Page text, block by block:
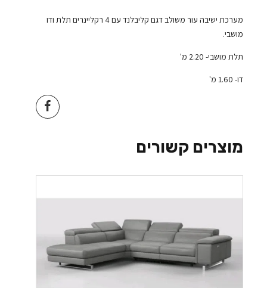
מערכת ישיבה עור משולב דגם קליבלנד עם 4 רקליינרים תלת ודו
מושבי.
תלת מושבי- 2.20 מ'
דו- 1.60 מ'
מוצרים קשורים